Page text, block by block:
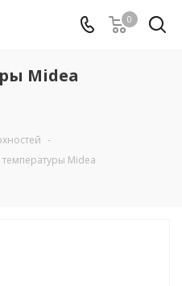
0
Midea
-
температуры Midea